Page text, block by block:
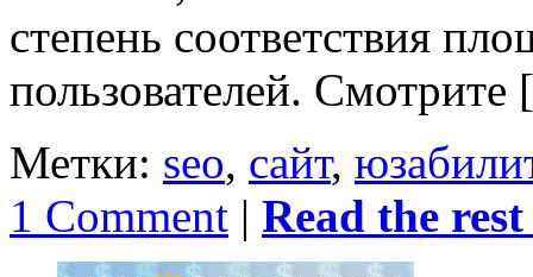
степень соответствия
пользователей.
Метки: seo, сайт,
1 Comment | Read the